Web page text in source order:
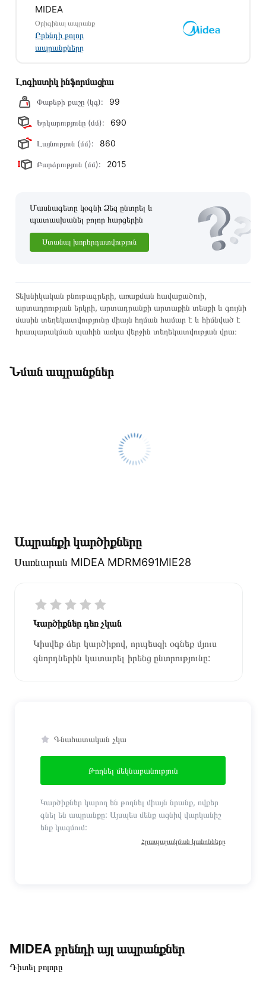
MIDEA
Օրիգինալ ապրանք
Բրենդի բոլոր
ապրանքները
Լոգիստիկ ինֆորմացիա
Փաթեթի քաշը (կգ): 99
Երկարությունը (մմ): 690
Լայնություն (մմ): 860
Բարձրություն (մմ): 2015
Մասնագետը կօգնի Ձեզ ընտրել և
պատասխանել բոլոր հարցերին
Ստանալ խորհրդատվություն
Տեխնիկական բնութագրերի, առաքման հավաքածուի,
արտադրության երկրի, արտադրանքի արտաքին տեսքի և գույնի
մասին տեղեկատվությունը միայն հղման համար է և հիմնված է
հրապարակման պահին առկա վերջին տեղեկատվության վրա։
Նման ապրանքներ
Ապրանքի կարծիքները
Սառնարան MIDEA MDRM691MIE28
Կարծիքներ դեռ չկան
Կիսվեք ձեր կարծիքով, որպեսզի օգնեք մյուս
գնորդներին կատարել իրենց ընտրությունը:
Գնահատական չկա
Թողնել մեկնաբանություն
Կարծիքներ կարող են թողնել միայն նրանք, ովքեր
գնել են ապրանքը: Այսպես մենք ազնիվ վարկանիշ
ենք կազմում:
Հրապարակման կանոնները
MIDEA բրենդի այլ ապրանքներ
Դիտել բոլորը